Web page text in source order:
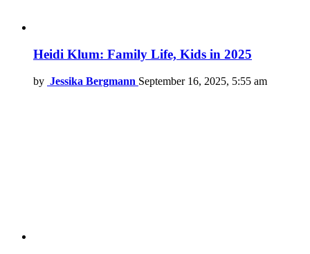
Heidi Klum: Family Life, Kids in 2025
by Jessika Bergmann September 16, 2025, 5:55 am